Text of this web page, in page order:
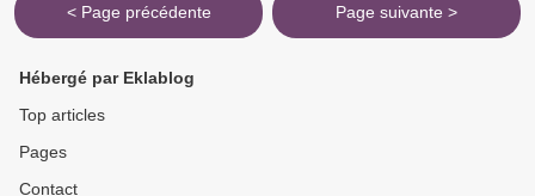
< Page précédente Page suivante >
Hébergé par Eklablog
Top articles
Pages
Contact